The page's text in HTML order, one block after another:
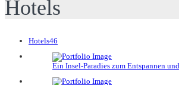
Hotels
Hotels46
Ein Insel-Paradies zum Entspannen